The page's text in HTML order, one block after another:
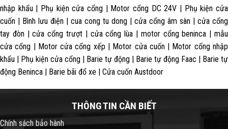
nhập khẩu | Phụ kiện cửa cổng | Motor cổng DC 24V | Phụ kiện cửa
cuốn | Bình lưu điện | cua cong tu dong | cửa cổng âm sàn | cửa cổng
tay đòn | cửa cổng trượt | cửa cổng lùa | motor cổng beninca | mẫu
cửa cổng | Motor cửa cổng xếp | Motor cửa cuốn | Motor cổng nhập
khẩu | Phụ kiện cửa cổng | Barie tự động | Barie tự động Faac | Barie tự
động Beninca | Barie bãi đổ xe | Cửa cuốn Austdoor
THÔNG TIN CẦN BIẾT
Chính sách bảo hành